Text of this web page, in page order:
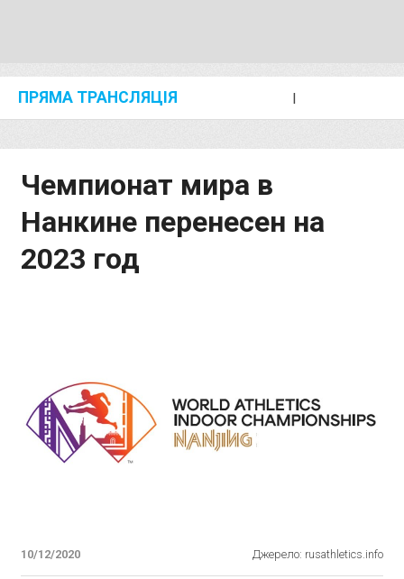
ПРЯМА ТРАНСЛЯЦІЯ I
Чемпионат мира в
Нанкине перенесен на
2023 год
10/12/2020 Джерело: rusathletics.info